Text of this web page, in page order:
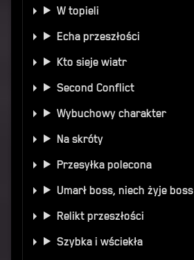
W topieli
Echa przeszłości
Kto sieje wiatr
Second Conflict
Wybuchowy charakter
Na skróty
Przesyłka polecona
Umarł boss, niech żyje boss
Relikt przeszłości
Szybka i wściekła